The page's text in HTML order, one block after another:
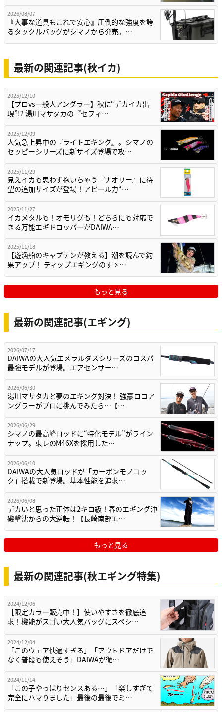
2026/08/07
『大事な道具もこれで安心』圧倒的な強度を誇
るタックルバッグがシマノから発売。…
最新の関連記事(秋イカ)
2025/12/10
【プロvs一般人アングラー】秋に“デカイカ出
現”!? 湯川マサタカの『セフィ…
2025/12/09
人気急上昇中の『ライトエギング』。シマノの
セッピーシリーズに新サイズ登場で攻…
2025/11/29
見えイカも思わず抱いちゃう『ナオリー』に待
望の追加サイズが登場！アピール力“…
2025/11/27
イカメタルも！オモリグも！どちらにも対応で
きる万能エギドロッパーがDAIWA…
2025/11/18
【遊漁船のキャプテンが教える】潮を読んで釣
果アップ！ ティップエギングのすゝ…
もっと見る
最新の関連記事(エギング)
2026/07/17
DAIWAの大人気エメラルダスシリーズのコスパ
最強モデルが登場。エアセンサー…
2026/06/30
湯川マサタカと夢のエギング対決！ 強豪ロコア
ングラーがプロに挑んでみたら…【…
2026/06/29
シマノの最高峰ロッドに“特化モデル”がライン
ナップ。東レのM46Xを採用した…
2026/06/10
DAIWAの大人気ロッドが「カーボンモノコッ
ク」搭載で新登場。基本性能を追求…
2026/06/08
デカいと思った正体は2キロ級！春のエギング沖
磯撃沈からの大逆転！【長崎南部エ…
もっと見る
最新の関連記事(秋エギング特集)
2024/12/06
［限定カラー販売中！］使いやすさを徹底追
求！機能がスゴい大人気バッグにスペシ…
2024/12/04
「このウェア快適すぎる」「アウトドアだけで
なく普段も使えそう」DAIWAが徹…
2024/11/14
「この子やっぱりセンスある…」「楽しすぎて
完全にハマりました」最後の最後でミ…